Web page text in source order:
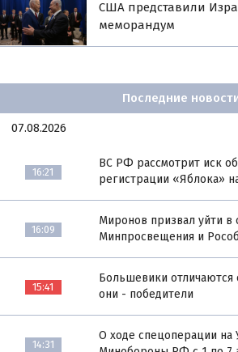
США представили
меморандум
Последние
07.08.2026
16:21
ВС РФ рассмотрит иск
регистрации «Яблока»
16:09
Миронов призвал уйти в
Минпросвещения и
15:41
Большевики отличаются
они - победители
14:31
О ходе спецоперации на